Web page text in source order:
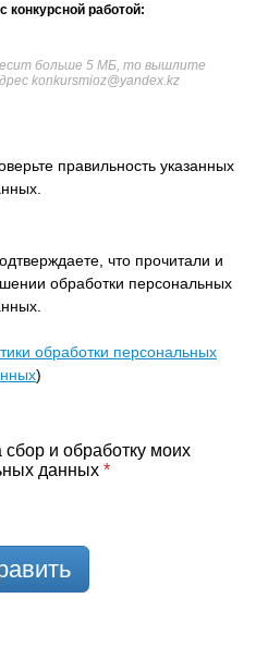
конкурсной работой:
больше 5 МБ, то вышлите
konkursmioz@yandex.kz
правильность указанных
что прочитали и
обработки персональных
обработки персональных
)
и обработку моих
данных *